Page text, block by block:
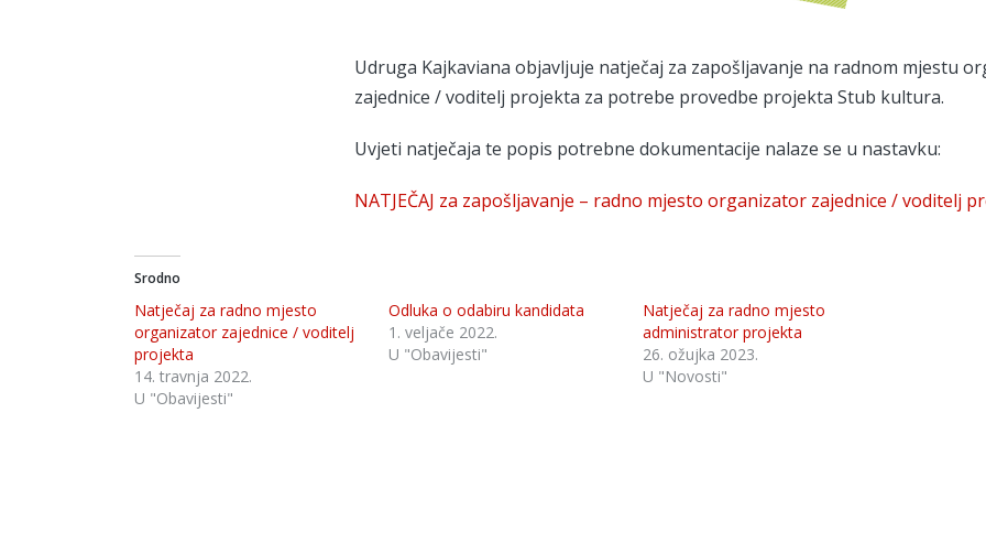
Udruga Kajkaviana objavljuje natječaj za zapošljavanje na radnom mjestu
zajednice / voditelj projekta za potrebe provedbe projekta Stub kultura.
Uvjeti natječaja te popis potrebne dokumentacije nalaze se u nastavku:
NATJEČAJ za zapošljavanje – radno mjesto organizator zajednice / voditelj
Srodno
Natječaj za radno mjesto
organizator zajednice / voditelj
projekta
14. travnja 2022.
U "Obavijesti"
Odluka o odabiru kandidata
1. veljače 2022.
U "Obavijesti"
Natječaj za radno mjesto
administrator projekta
26. ožujka 2023.
U "Novosti"